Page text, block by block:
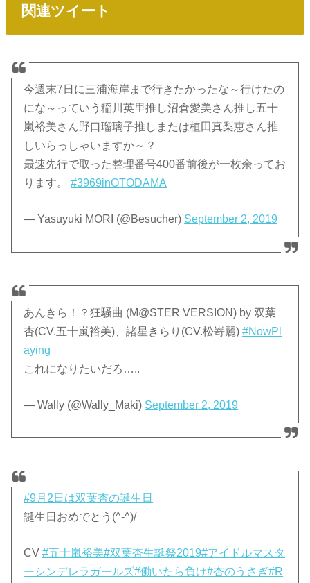
関連ツイート
今週末7日に三浦海岸まで行きたかったな～行けたの
にな～っていう稲川英里推し沼倉愛美さん推し五十
嵐裕美さん野口瑠璃子推しまたは植田真梨恵さん推
しいらっしゃいますか～？
最速先行で取った整理番号400番前後が一枚余ってお
ります。#3969inOTODAMA
— Yasuyuki MORI (@Besucher) September 2, 2019
あんきら！？狂騒曲 (M@STER VERSION) by 双葉
杏(CV.五十嵐裕美)、諸星きらり(CV.松嵜麗)#NowPl
aying
これになりたいだろ…..
— Wally (@Wally_Maki) September 2, 2019
#9月2日は双葉杏の誕生日
誕生日おめでとう(^-^)/
CV#五十嵐裕美#双葉杏生誕祭2019#アイドルマスタ
ーシンデレラガールズ#働いたら負け#杏のうさぎ#R